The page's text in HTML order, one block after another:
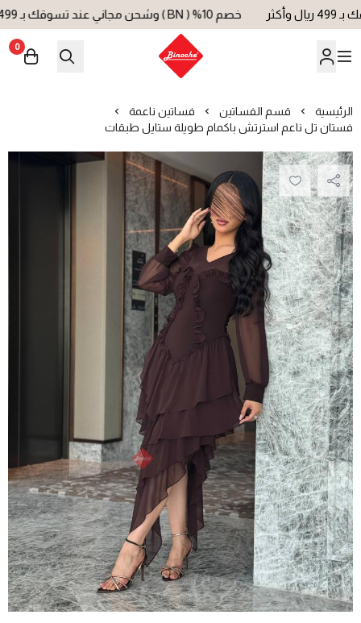
خصم 10% ( BN ) وشحن مجاني عند تسوقك بـ 499 ريال وأكثر
بينوش | Binoche
0
الرئيسية قسم الفساتين
فساتين ناعمة
فستان تل ناعم استرتش باكمام طويلة ستايل طبقات